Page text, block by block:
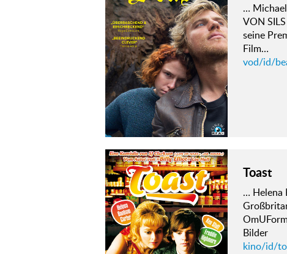
…
VON
seine
Film…
vod/id/
Toast
… Helena
Bilder
kino/id/